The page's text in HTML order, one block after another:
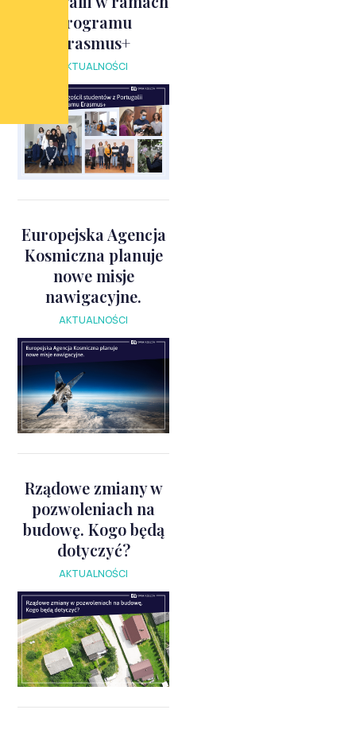
programu
Erasmus+
AKTUALNOŚCI
Europejska Agencja
Kosmiczna planuje
nowe misje
nawigacyjne.
AKTUALNOŚCI
Rządowe zmiany w
pozwoleniach na
budowę. Kogo będą
dotyczyć?
AKTUALNOŚCI